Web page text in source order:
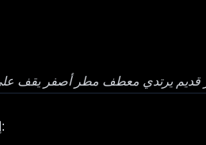
إلى: